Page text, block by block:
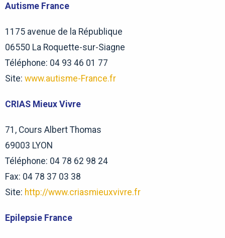
Autisme France
1175 avenue de la République
06550 La Roquette-sur-Siagne
Téléphone: 04 93 46 01 77
Site: www.autisme-France.fr
CRIAS Mieux Vivre
71, Cours Albert Thomas
69003 LYON
Téléphone: 04 78 62 98 24
Fax: 04 78 37 03 38
Site: http://www.criasmieuxvivre.fr
Epilepsie France